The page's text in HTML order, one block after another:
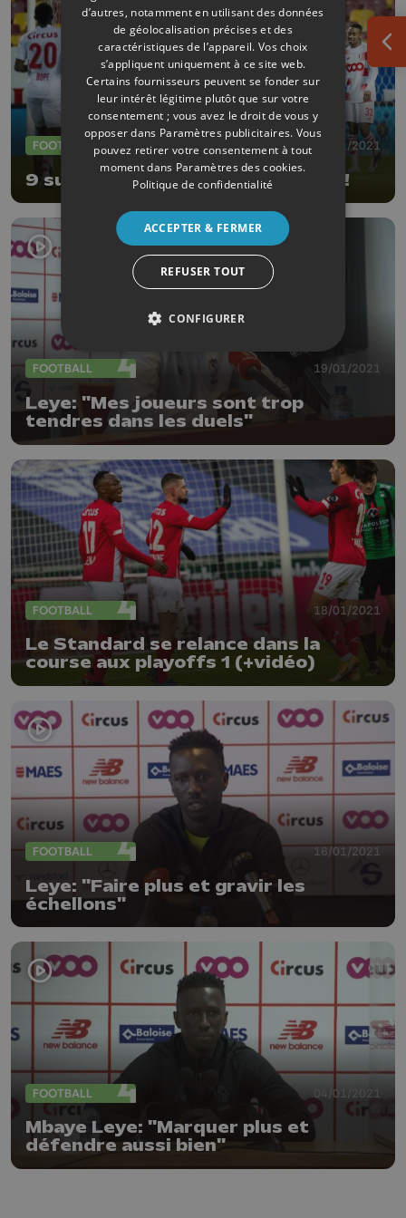
FOOTBALL 21/01/2021
9 sur 9 pour le Standard de Leye !
FOOTBALL 19/01/2021
Leye: "Mes joueurs sont trop
tendres dans les duels"
FOOTBALL 18/01/2021
Le Standard se relance dans la
course aux playoffs 1 (+vidéo)
FOOTBALL 16/01/2021
Leye: "Faire plus et gravir les
échellons"
FOOTBALL 04/01/2021
Mbaye Leye: "Marquer plus et
défendre aussi bien"
d’autres, notamment en utilisant des données
de géolocalisation précises et des
caractéristiques de l’appareil. Vos choix
s’appliquent uniquement à ce site web.
Certains fournisseurs peuvent se fonder sur
leur intérêt légitime plutôt que sur votre
consentement ; vous avez le droit de vous y
opposer dans Paramètres publicitaires. Vous
pouvez retirer votre consentement à tout
moment dans Paramètres des cookies.
Politique de confidentialité
ACCEPTER & FERMER
REFUSER TOUT
CONFIGURER